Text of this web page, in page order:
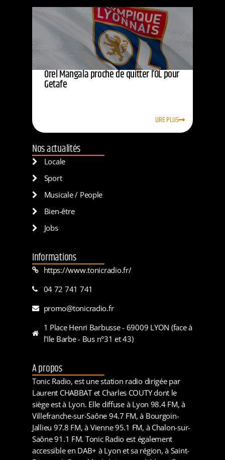
Orel Mangala proche de quitter l’OL pour
Getafe
LIRE PLUS
Nos actualités
Locale
Sport
Musicale / People
Bien-être
Jobs
Informations
https://www.tonicradio.fr/
04 72 741 741
promo@tonicradio.fr
1 Place Henri Barbusse - 69009 LYON (face à
l'Ile Barbe - Bus n°31 et 43)
A propos
Tonic Radio, est une station radio dirigée par
Laurent CHABBAT et Charles COUTY dont le
siège est à Lyon. Elle diffuse à Lyon 98.4 FM, à
Villefranche-sur-Saône 94.7 FM, à Bourgoin-
Jallieu 97.8 FM, à Vienne 95.1 FM, à Chalon-sur-
Saône 91.1 FM. Tonic Radio est également
accessible en DAB+ à Lyon et sa région, à Saint-